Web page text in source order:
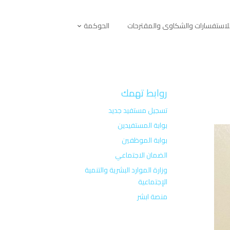
والشكاوى والمقترحات الحوكمة
روابط تهمك
تسجيل مستفيد جديد
بوابة المستفيدين
بوابة الموظفين
الضمان الاجتماعي
وزارة الموارد البشرية والتنمية
الإجتماعية
منصة ابشر